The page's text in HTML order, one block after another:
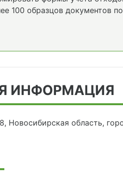
100 образцов документов
ИНФОРМАЦИЯ
Новосибирская область,